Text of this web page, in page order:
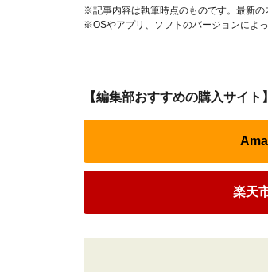
※記事内容は執筆時点のものです。最新の
※OSやアプリ、ソフトのバージョンによ
【編集部おすすめの購入サイト】
楽天